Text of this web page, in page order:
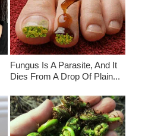
Fungus Is A Parasite, And It
Dies From A Drop Of Plain...